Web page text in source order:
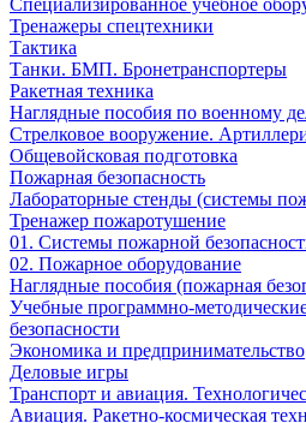
Специализированное учебное
Тренажеры спецтехники
Тактика
Танки. БМП. Бронетранспортеры
Ракетная техника
Наглядные пособия по военному
Стрелковое вооружение.
Общевойсковая подготовка
Пожарная безопасность
Лабораторные стенды (системы
Тренажер пожаротушение
01. Системы пожарной
02. Пожарное оборудование
Наглядные пособия (пожарная
Учебные программно-
безопасности
Экономика и предпринимательство
Деловые игры
Транспорт и авиация.
Авиация. Ракетно-космическая